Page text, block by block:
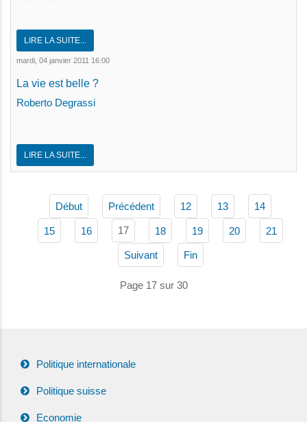
LIRE LA SUITE...
mardi, 04 janvier 2011 16:00
La vie est belle ?
Roberto Degrassi
LIRE LA SUITE...
Début Précédent 12 13 14
15 16 17 18 19 20 21
Suivant Fin
Page 17 sur 30
Politique internationale
Politique suisse
Economie